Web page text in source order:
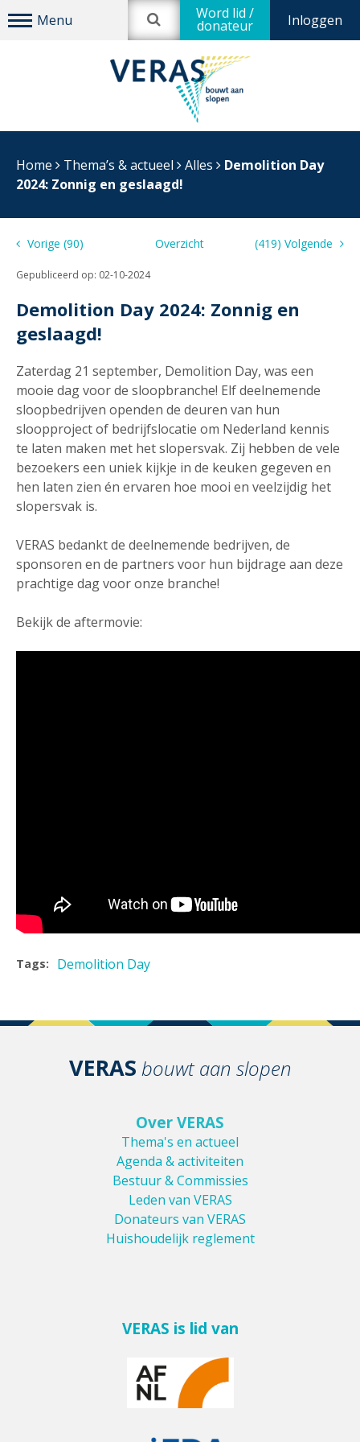
Inloggen
Word lid /
donateur
Home Thema’s & actueel Alles
Demolition Day
2024: Zonnig en geslaagd!
Vorige (90) Overzicht (419) Volgende
Gepubliceerd op: 02-10-2024
Demolition Day 2024: Zonnig en
geslaagd!
Zaterdag 21 september, Demolition Day, was een
mooie dag voor de sloopbranche! Elf deelnemende
sloopbedrijven openden de deuren van hun
sloopproject of bedrijfslocatie om Nederland kennis
te laten maken met het slopersvak. Zij hebben de vele
bezoekers een uniek kijkje in de keuken gegeven en
hen laten zien én ervaren hoe mooi en veelzijdig het
slopersvak is.
VERAS bedankt de deelnemende bedrijven, de
sponsoren en de partners voor hun bijdrage aan deze
prachtige dag voor onze branche!
Bekijk de aftermovie:
Tags: Demolition Day
VERAS bouwt aan slopen
Over VERAS
Thema's en actueel
Agenda & activiteiten
Bestuur & Commissies
Leden van VERAS
Donateurs van VERAS
Huishoudelijk reglement
VERAS is lid van